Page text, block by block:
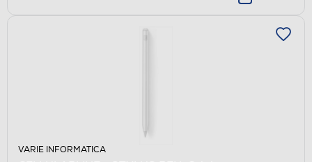
VARIE INFORMATICA